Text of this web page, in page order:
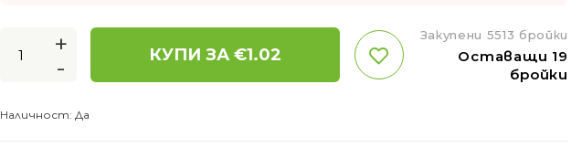
+
-
КУПИ ЗА €1.02
Закупени 5513 бройки
Оставащи 19
бройки
Наличност: Да